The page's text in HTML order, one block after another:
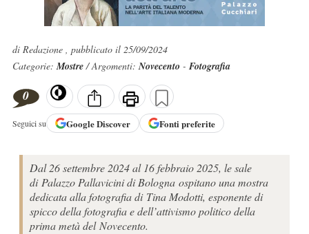
di Redazione , pubblicato il 25/09/2024
Categorie:Mostre/ Argomenti:Novecento - Fotografia
0
Seguici su GoogleDiscover Fonti preferite
Dal 26 settembre 2024 al 16 febbraio 2025, le sale
di Palazzo Pallavicini di Bologna ospitano una mostra
dedicata alla fotografia di Tina Modotti, esponente di
spicco della fotografia e dell’attivismo politico della
prima metà del Novecento.